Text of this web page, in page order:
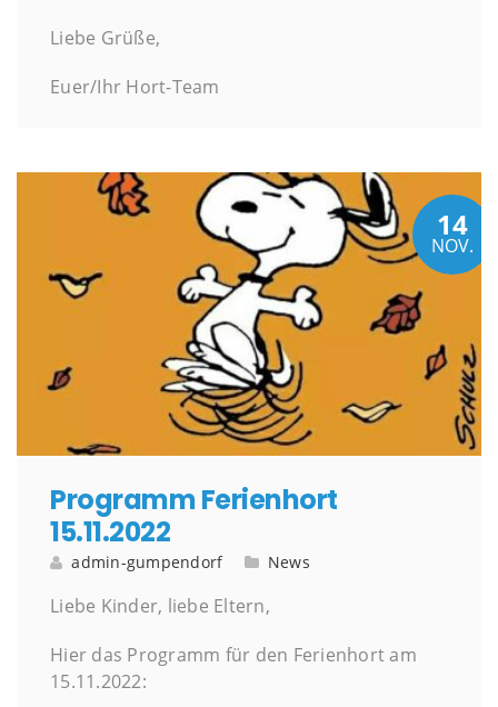
Liebe Grüße,
Euer/Ihr Hort-Team
14
NOV.
Programm Ferienhort
15.11.2022
admin-gumpendorf News
Liebe Kinder, liebe Eltern,
Hier das Programm für den Ferienhort am
15.11.2022: